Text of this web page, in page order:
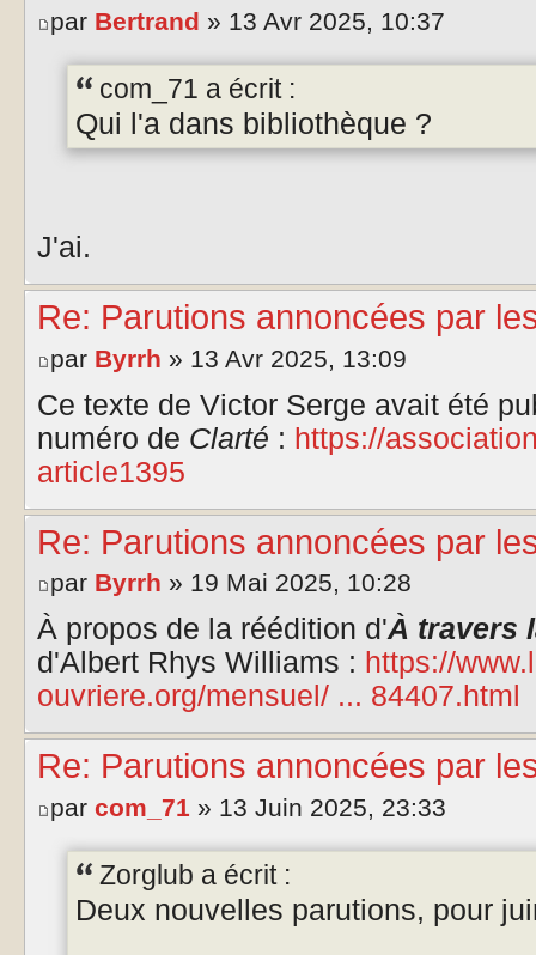
par Bertrand » 13 Avr 2025, 10:37
com_71 a écrit :
Qui l'a dans bibliothèque ?
J'ai.
Re: Parutions annoncées par
par Byrrh » 13 Avr 2025, 13:09
Ce texte de Victor Serge avait été
numéro de Clarté : https://
article1395
Re: Parutions annoncées par
par Byrrh » 19 Mai 2025, 10:28
À propos de la réédition d'À travers
d'Albert Rhys Williams : https://
ouvriere.org/mensuel/ ... 84407.html
Re: Parutions annoncées par
par com_71 » 13 Juin 2025, 23:33
Zorglub a écrit :
Deux nouvelles parutions, pour